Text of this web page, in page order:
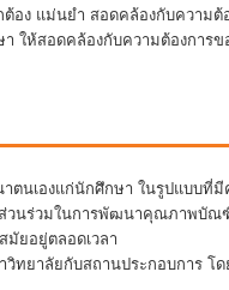
อง แม่นยำ สอดคล้องกับความต้
ห้สอดคล้องกับความต้องการข
ตนเองแก่นักศึกษา ในรูปแบบที่
ส่วนร่วมในการพัฒนาคุณภาพบัณ
มัยอยู่ตลอดเวลา
วิทยาลัยกับสถานประกอบการ